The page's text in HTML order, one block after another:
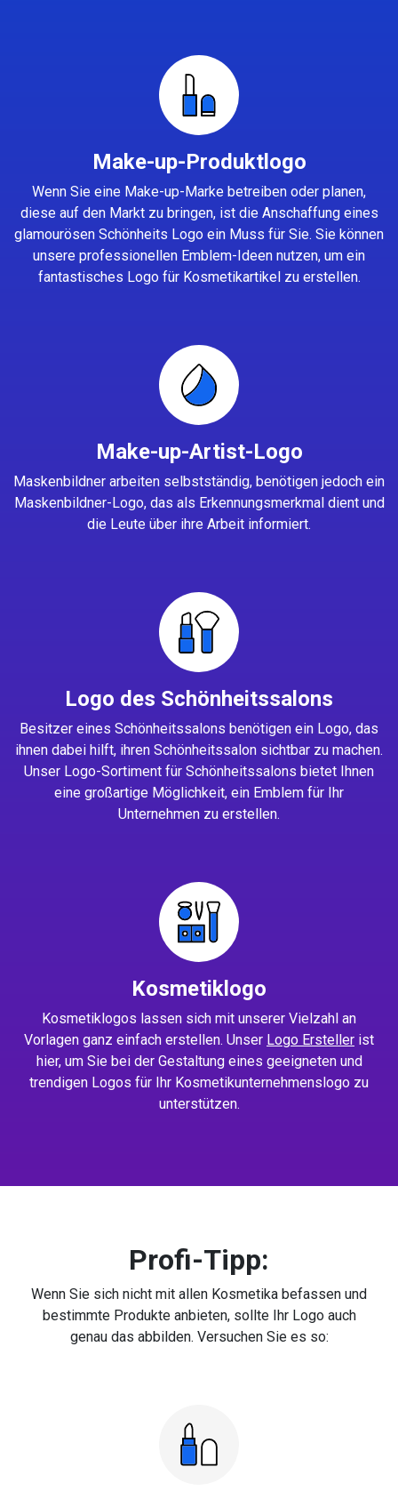
Make-up-Produktlogo
Wenn Sie eine Make-up-Marke betreiben oder planen,
diese auf den Markt zu bringen, ist die Anschaffung eines
glamourösen Schönheits Logo ein Muss für Sie. Sie können
unsere professionellen Emblem-Ideen nutzen, um ein
fantastisches Logo für Kosmetikartikel zu erstellen.
Make-up-Artist-Logo
Maskenbildner arbeiten selbstständig, benötigen jedoch ein
Maskenbildner-Logo, das als Erkennungsmerkmal dient und
die Leute über ihre Arbeit informiert.
Logo des Schönheitssalons
Besitzer eines Schönheitssalons benötigen ein Logo, das
ihnen dabei hilft, ihren Schönheitssalon sichtbar zu machen.
Unser Logo-Sortiment für Schönheitssalons bietet Ihnen
eine großartige Möglichkeit, ein Emblem für Ihr
Unternehmen zu erstellen.
Kosmetiklogo
Kosmetiklogos lassen sich mit unserer Vielzahl an
Vorlagen ganz einfach erstellen. Unser Logo Ersteller ist
hier, um Sie bei der Gestaltung eines geeigneten und
trendigen Logos für Ihr Kosmetikunternehmenslogo zu
unterstützen.
Profi-Tipp:
Wenn Sie sich nicht mit allen Kosmetika befassen und
bestimmte Produkte anbieten, sollte Ihr Logo auch
genau das abbilden. Versuchen Sie es so: